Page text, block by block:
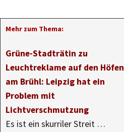
Mehr zum Thema:
Grüne-Stadträtin zu
Leuchtreklame auf den Höfen
am Brühl: Leipzig hat ein
Problem mit
Lichtverschmutzung
Es ist ein skurriler Streit …